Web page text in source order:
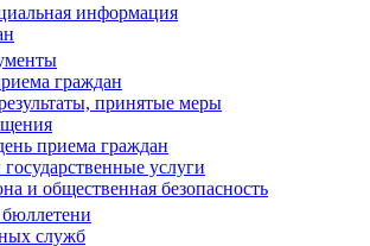
информация
граждан
принятые меры
приема граждан
услуги
и общественная безопасность
служб